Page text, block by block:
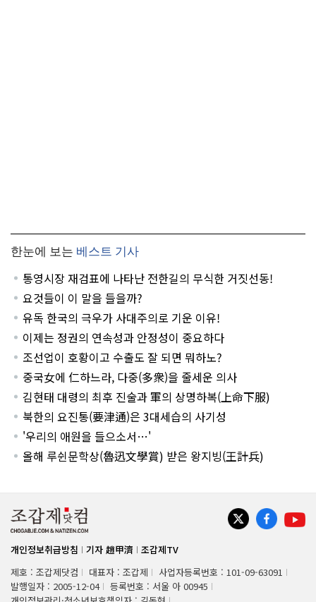
한눈에 보는 베스트 기사
통영시장 재검표에 나타난 전한길의 무식한 거짓선동!
요것들이 이 말을 들을까?
유독 한국의 극우가 사대주의로 기운 이유!
이제는 정권의 연속성과 안정성이 중요하다
조선업이 호황이고 수출도 잘 되면 뭐하노?
중국女에 仁하느라, 다중(多衆)을 줄세운 의사
김현태 대령의 최후 진술과 軍의 상명하복(上命下服)
북한의 요진통(要津通)은 3대세습의 사기성
'우리의 애원을 들으소서…'
올해 루쉰문학상(魯迅文學賞) 받은 왕지빙(王計兵)
개인정보취급방침 기자 趙甲濟
조갑제TV
제호 : 조갑제닷컴
대표자 : 조갑제
사업자등록번호 : 101-09-63091
발행일자 : 2005-12-04
등록번호 : 서울 아 00945